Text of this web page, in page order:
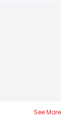
See More